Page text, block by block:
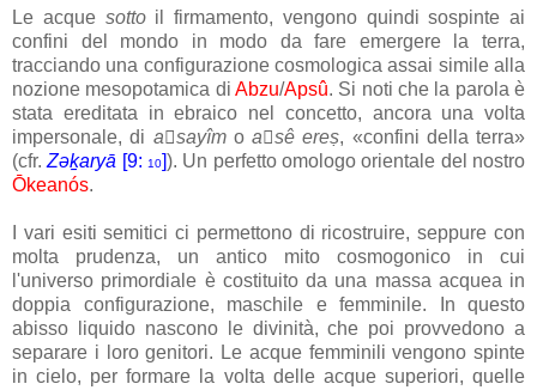
Le acque sottoil firmamento, vengono quindi sospinte ai
confini del mondo in modo da fare emergere la terra,
tracciando una configurazione cosmologica assai simile alla
nozione mesopotamica di Abzu/Apsû. Si noti che la parola è
stata ereditata in ebraico nel concetto, ancora una volta
impersonale, di asayîmo asê ereṣ, «confini della terra»
(cfr.Zəḵaryā [9: 10]). Un perfetto omologo orientale del nostro
Ōkeanós.
I vari esiti semitici ci permettono di ricostruire, seppure con
molta prudenza, un antico mito cosmogonico in cui
l'universo primordiale è costituito da una massa acquea in
doppia configurazione, maschile e femminile. In questo
abisso liquido nascono le divinità, che poi provvedono a
separare i loro genitori. Le acque femminili vengono spinte
in cielo, per formare la volta delle acque superiori, quelle